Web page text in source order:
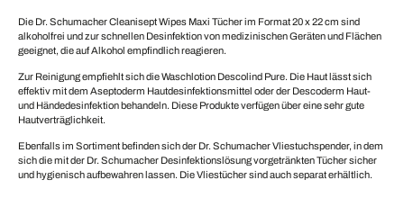
Die Dr. Schumacher Cleanisept Wipes Maxi Tücher im Format 20 x 22 cm sind
alkoholfrei und zur schnellen Desinfektion von medizinischen Geräten und Flächen
geeignet, die auf Alkohol empfindlich reagieren.
Zur Reinigung empfiehlt sich die Waschlotion Descolind Pure. Die Haut lässt sich
effektiv mit dem Aseptoderm Hautdesinfektionsmittel oder der Descoderm Haut-
und Händedesinfektion behandeln. Diese Produkte verfügen über eine sehr gute
Hautverträglichkeit.
Ebenfalls im Sortiment befinden sich der Dr. Schumacher Vliestuchspender, in dem
sich die mit der Dr. Schumacher Desinfektionslösung vorgetränkten Tücher sicher
und hygienisch aufbewahren lassen. Die Vliestücher sind auch separat erhältlich.